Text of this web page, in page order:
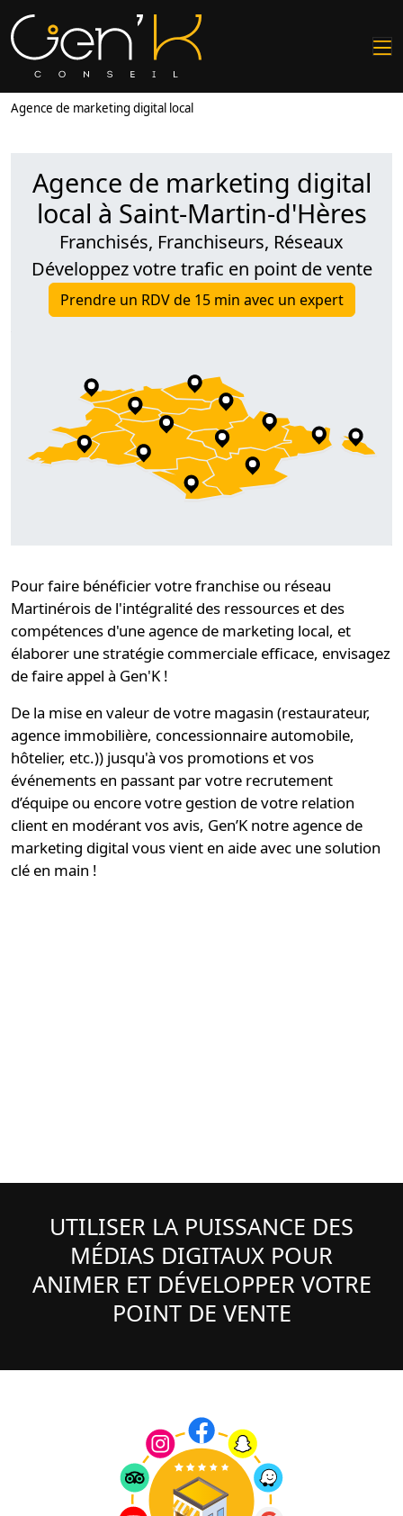
Agence de marketing digital local
Agence de marketing digital
local à Saint-Martin-d'Hères
Franchisés, Franchiseurs, Réseaux
Développez votre trafic en point de vente
Prendre un RDV de 15 min avec un expert
Pour faire bénéficiervotre franchise ou réseau
Martinérois de l'intégralité des ressources et des
compétences d'uneagence de marketing local, et
élaborer une stratégie commerciale efficace, envisagez
de faire appel à Gen'K !
De la mise en valeur de votre magasin (restaurateur,
agence immobilière, concessionnaire automobile,
hôtelier, etc.)) jusqu'à vos promotions et vos
événements en passant par votre recrutement
d’équipe ou encore votre gestion de votre relation
client en modérant vos avis, Gen’K notreagence de
marketing digital vous vient en aide avec unesolution
clé en main !
UTILISER LA PUISSANCE DES
MÉDIAS DIGITAUX POUR
ANIMER ET DÉVELOPPER VOTRE
POINT DE VENTE